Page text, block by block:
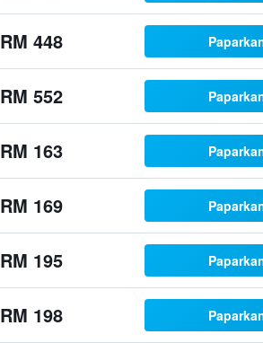
RM 448
RM 552
RM 163
RM 169
RM 195
RM 198